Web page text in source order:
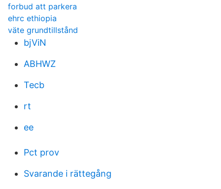
forbud att parkera
ehrc ethiopia
väte grundtillstånd
bjViN
ABHWZ
Tecb
rt
ee
Pct prov
Svarande i rättegång